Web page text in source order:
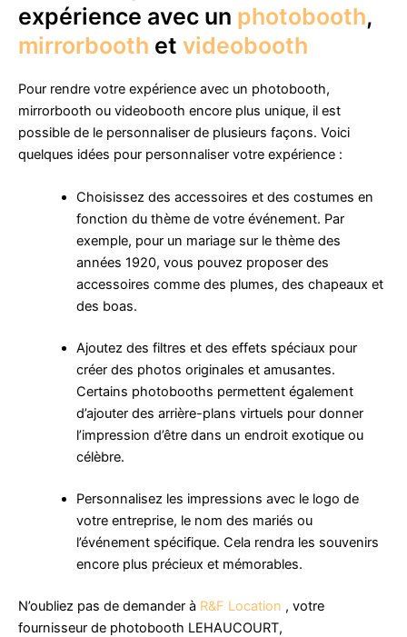
expérience avec un photobooth,
mirrorbooth et videobooth
Pour rendre votre expérience avec un photobooth,
mirrorbooth ou videobooth encore plus unique, il est
possible de le personnaliser de plusieurs façons. Voici
quelques idées pour personnaliser votre expérience :
Choisissez des accessoires et des costumes en
fonction du thème de votre événement. Par
exemple, pour un mariage sur le thème des
années 1920, vous pouvez proposer des
accessoires comme des plumes, des chapeaux et
des boas.
Ajoutez des filtres et des effets spéciaux pour
créer des photos originales et amusantes.
Certains photobooths permettent également
d’ajouter des arrière-plans virtuels pour donner
l’impression d’être dans un endroit exotique ou
célèbre.
Personnalisez les impressions avec le logo de
votre entreprise, le nom des mariés ou
l’événement spécifique. Cela rendra les souvenirs
encore plus précieux et mémorables.
N’oubliez pas de demander à R&F Location , votre
fournisseur de photobooth LEHAUCOURT,